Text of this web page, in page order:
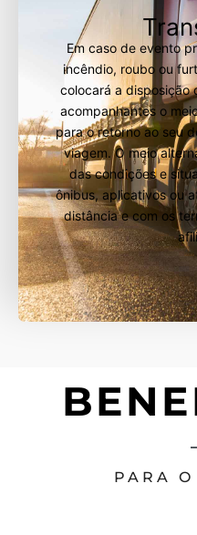
Em caso de evento
incêndio, roubo ou
colocará a disposição
acompanhantes o
para o retorno ao seu
viagem. O meio
das condições e
ônibus, aplicativos ou
distância e com os
PARA